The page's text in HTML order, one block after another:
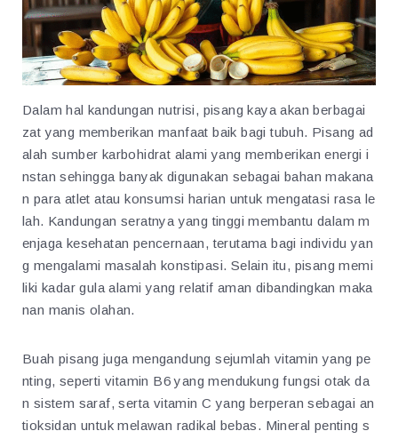
Dalam hal kandungan nutrisi, pisang kaya akan berbagai
zat yang memberikan manfaat baik bagi tubuh. Pisang ad
alah sumber karbohidrat alami yang memberikan energi i
nstan sehingga banyak digunakan sebagai bahan makana
n para atlet atau konsumsi harian untuk mengatasi rasa le
lah. Kandungan seratnya yang tinggi membantu dalam m
enjaga kesehatan pencernaan, terutama bagi individu yan
g mengalami masalah konstipasi. Selain itu, pisang memi
liki kadar gula alami yang relatif aman dibandingkan maka
nan manis olahan.
Buah pisang juga mengandung sejumlah vitamin yang pe
nting, seperti vitamin B6 yang mendukung fungsi otak da
n sistem saraf, serta vitamin C yang berperan sebagai an
tioksidan untuk melawan radikal bebas. Mineral penting s